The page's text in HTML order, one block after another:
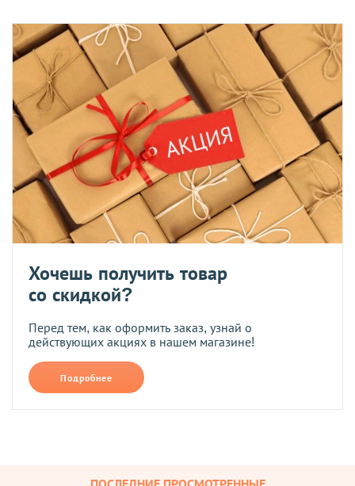
Хочешь получить товар
со скидкой?
Перед тем, как оформить заказ, узнай о
действующих акциях в нашем магазине!
Подробнее